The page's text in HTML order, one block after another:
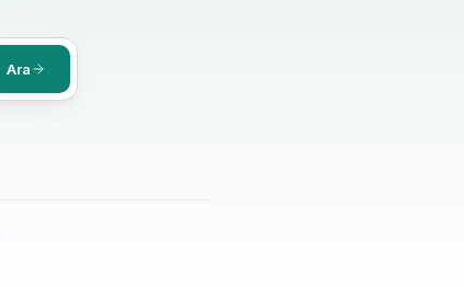
Ara